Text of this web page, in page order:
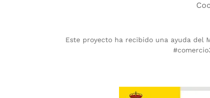
Este proyecto ha recibido una ayuda del